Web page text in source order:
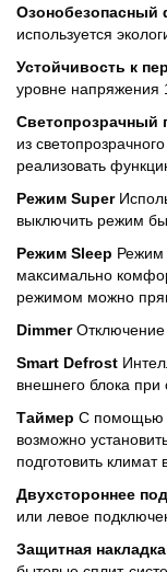
Озонобезопасный
используется
Устойчивость к
уровне напряжения
Светопрозрачный
из
реализовать
Режим Super
выключить режим
Режим Sleep Режим
максимально
режимом можно
DimmerОтключение
Smart Defrost
внешнего блока при
Таймер С помощью
возможно
подготовить
Двухстороннее
или левое
Защитная